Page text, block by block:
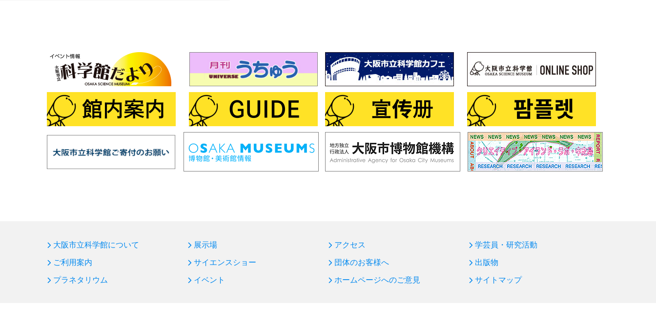
大阪市立科学館について
ご利用案内
プラネタリウム
展示場
サイエンスショー
イベント
アクセス
団体のお客様へ
ホームページへのご意見
学芸員・研究活動
出版物
サイトマップ